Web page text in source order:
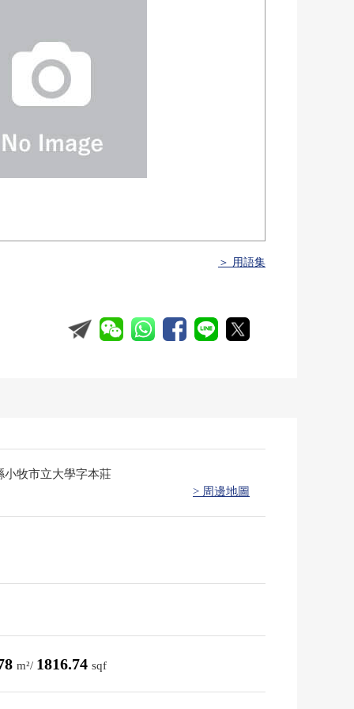
＞ 用語集
小牧市立大學字本莊
> 周邊地圖
m²/ 1816.74 sqf